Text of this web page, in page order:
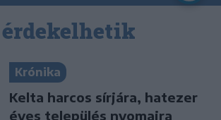
Krónika
Kelta harcos sírjára, hatezer
éves település nyomaira